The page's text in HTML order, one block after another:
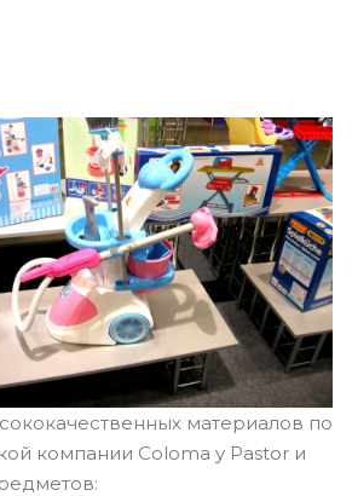
материалов по
компании Coloma y Pastor и